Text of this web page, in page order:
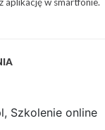
Szkolenie online